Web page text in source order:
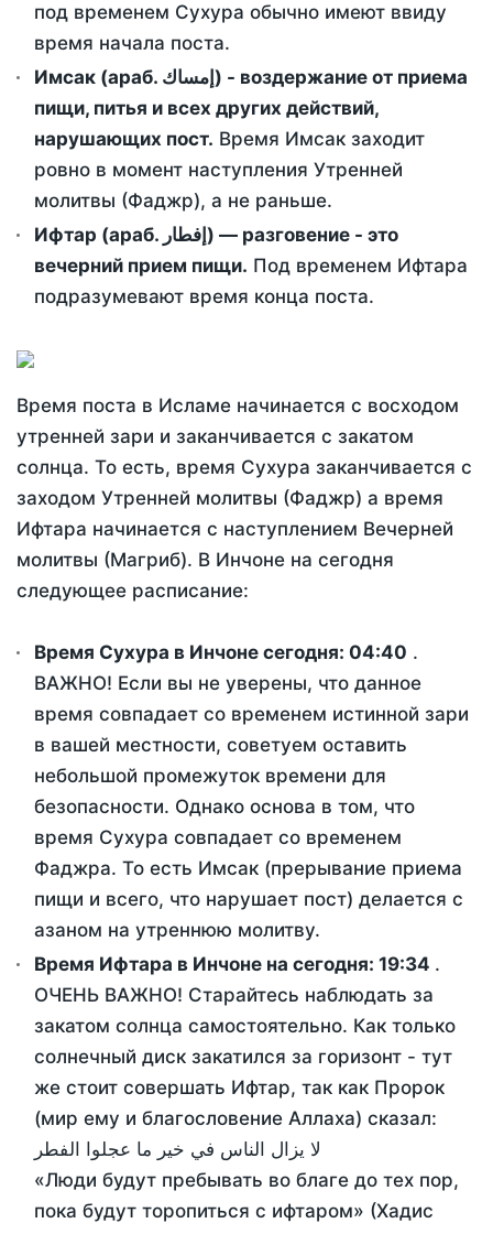
под временем Сухура обычно имеют ввиду
время начала поста.
Имсак (араб. إمساك) - воздержание от приема
пищи, питья и всех других действий,
нарушающих пост. Время Имсак заходит
ровно в момент наступления Утренней
молитвы (Фаджр), а не раньше.
Ифтар (араб. إفطار) — разговение - это
вечерний прием пищи. Под временем Ифтара
подразумевают время конца поста.
Время поста в Исламе начинается с восходом
утренней зари и заканчивается с закатом
солнца. То есть, время Сухура заканчивается с
заходом Утренней молитвы (Фаджр) а время
Ифтара начинается с наступлением Вечерней
молитвы (Магриб). В Инчоне на сегодня
следующее расписание:
Время Сухура в Инчоне сегодня: 04:40 .
ВАЖНО! Если вы не уверены, что данное
время совпадает со временем истинной зари
в вашей местности, советуем оставить
небольшой промежуток времени для
безопасности. Однако основа в том, что
время Сухура совпадает со временем
Фаджра. То есть Имсак (прерывание приема
пищи и всего, что нарушает пост) делается с
азаном на утреннюю молитву.
Время Ифтара в Инчоне на сегодня: 19:34 .
ОЧЕНЬ ВАЖНО! Старайтесь наблюдать за
закатом солнца самостоятельно. Как только
солнечный диск закатился за горизонт - тут
же стоит совершать Ифтар, так как Пророк
(мир ему и благословение Аллаха) сказал:
لا يزال الناس في خير ما عجلوا الفطر
«Люди будут пребывать во благе до тех пор,
пока будут торопиться с ифтаром» (Хадис